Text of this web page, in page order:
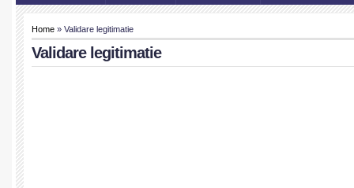
Home » Validare legitimatie
Validare legitimatie